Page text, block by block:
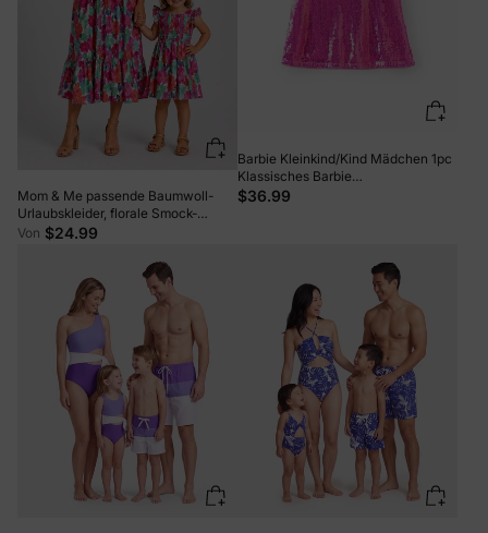
Mom & Me passende Baumwoll-
Urlaubskleider, florale Smock-
Kleider mit Rüschen-Trägern für
Von $24.99
Barbie Kleinkind/Kind Mädchen 1pc
Klassisches Barbie
Buchstabendruck Pailletten
$36.99